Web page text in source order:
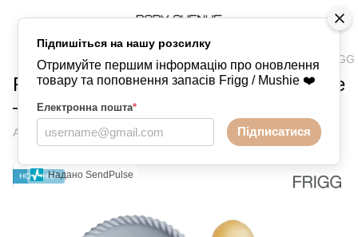
Підпишіться на нашу розсилку
Отримуйте першим інформацію про оновлення
товару та поповнення запасів Frigg / Mushie ❤️
Електронна пошта*
Підписатися
Надано SendPulse
Пустушки 2-Pack пустушки 2-Pack пустушки FRIGG
FRIGG Rope Ocean View/Powder Blue
— латексні пустушки 6-18 міс Size 2
Артикул:76282496 Написати відгук
НОВИНКА